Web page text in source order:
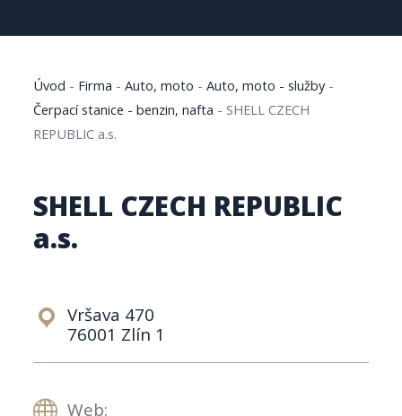
Úvod - Firma -Auto, moto -Auto, moto - služby-
Čerpací stanice - benzin, nafta - SHELL CZECH
REPUBLIC a.s.
SHELL CZECH REPUBLIC
a.s.
Vršava 470
76001 Zlín 1
Web: